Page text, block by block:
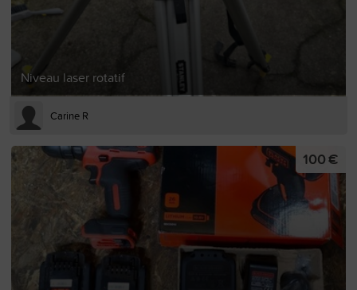
Niveau laser rotatif
Carine R
100 €